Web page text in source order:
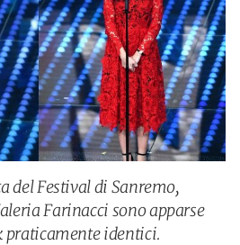
del Festival di Sanremo,
Farinacci sono apparse
praticamente identici.